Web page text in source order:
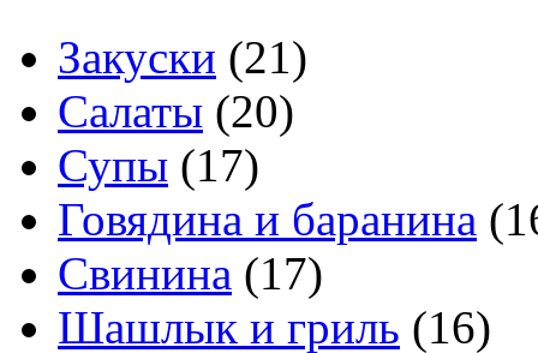
Закуски (21)
Салаты (20)
Супы (17)
Говядина и баранина
Свинина (17)
Шашлык и гриль (16)